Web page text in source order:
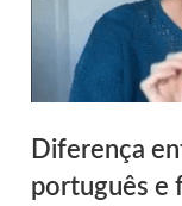
Diferença
português e